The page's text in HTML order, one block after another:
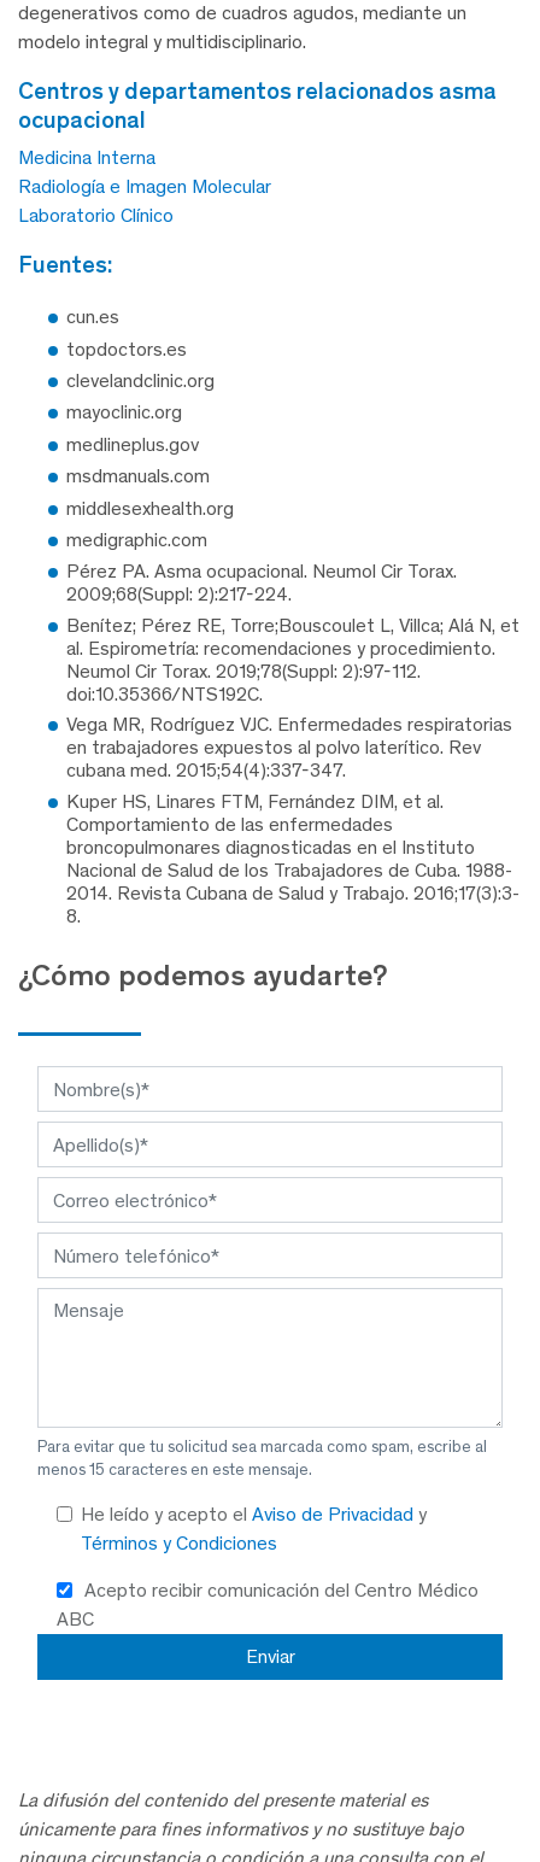
degenerativos como de cuadros agudos, mediante un
modelo integral y multidisciplinario.
centros y departamentos relacionados asma
ocupacional
Medicina Interna
Radiología e Imagen Molecular
Laboratorio Clínico
fuentes:
cun.es
topdoctors.es
clevelandclinic.org
mayoclinic.org
medlineplus.gov
msdmanuals.com
middlesexhealth.org
medigraphic.com
Pérez PA. Asma ocupacional. Neumol Cir Torax.
2009;68(Suppl: 2):217-224.
Benítez; Pérez RE, Torre;Bouscoulet L, Villca; Alá N, et
al. Espirometría: recomendaciones y procedimiento.
Neumol Cir Torax. 2019;78(Suppl: 2):97-112.
doi:10.35366/NTS192C.
Vega MR, Rodríguez VJC. Enfermedades respiratorias
en trabajadores expuestos al polvo laterítico. Rev
cubana med. 2015;54(4):337-347.
Kuper HS, Linares FTM, Fernández DIM, et al.
Comportamiento de las enfermedades
broncopulmonares diagnosticadas en el Instituto
Nacional de Salud de los Trabajadores de Cuba. 1988-
2014. Revista Cubana de Salud y Trabajo. 2016;17(3):3-
8.
¿Cómo podemos ayudarte?
Para evitar que tu solicitud sea marcada como spam, escribe al
menos 15 caracteres en este mensaje.
He leído y acepto el Aviso de Privacidad y
Términos y Condiciones
Acepto recibir comunicación del Centro Médico
ABC
La difusión del contenido del presente material es
únicamente para fines informativos y no sustituye bajo